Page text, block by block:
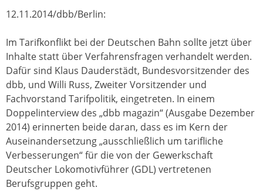
12.11.2014/dbb/Berlin:
Im Tarifkonflikt bei der Deutschen Bahn sollte jetzt über
Inhalte statt über Verfahrensfragen verhandelt werden.
Dafür sind Klaus Dauderstädt, Bundesvorsitzender des
dbb, und Willi Russ, Zweiter Vorsitzender und
Fachvorstand Tarifpolitik, eingetreten. In einem
Doppelinterview des „dbb magazin“ (Ausgabe Dezember
2014) erinnerten beide daran, dass es im Kern der
Auseinandersetzung „ausschließlich um tarifliche
Verbesserungen“ für die von der Gewerkschaft
Deutscher Lokomotivführer (GDL) vertretenen
Berufsgruppen geht.